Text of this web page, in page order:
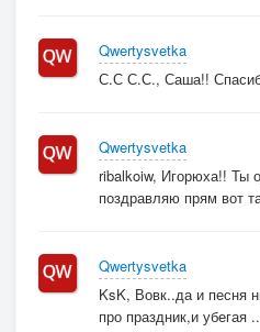
Qwertysvetka
С.С С.С., Саша!!
Qwertysvetka
ribalkoiw, Игорюха!! Ты
поздравляю прям вот
Qwertysvetka
KsK, Вовк..да и песня
про праздник,и убегая